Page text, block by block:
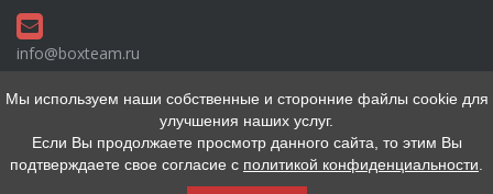
info@boxteam.ru
Мы используем наши собственные и сторонние файлы cookie для
улучшения наших услуг.
Если Вы продолжаете просмотр данного сайта, то этим Вы
подтверждаете свое согласие с политикой конфиденциальности